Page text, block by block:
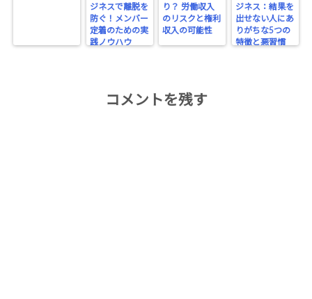
ジネスで離脱を
防ぐ！メンバー
定着のための実
践ノウハウ
り？ 労働収入
のリスクと権利
収入の可能性
ジネス：結果を
出せない人にあ
りがちな5つの
特徴と悪習慣
コメントを残す